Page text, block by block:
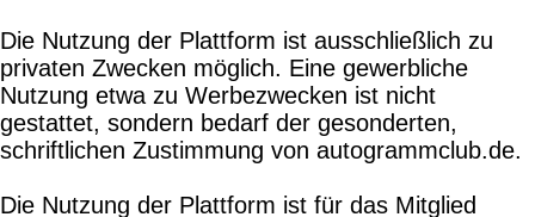
Die Nutzung der Plattform ist ausschließlich zu
privaten Zwecken möglich. Eine gewerbliche
Nutzung etwa zu Werbezwecken ist nicht
gestattet, sondern bedarf der gesonderten,
schriftlichen Zustimmung von autogrammclub.de.
Die Nutzung der Plattform ist für das Mitglied